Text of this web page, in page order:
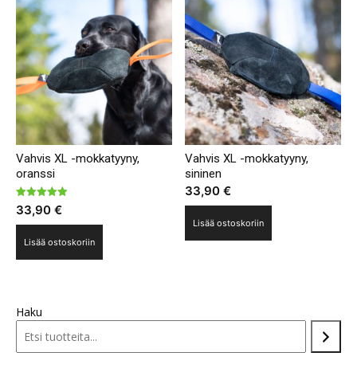
Vahvis XL -mokkatyyny,
oranssi
Arvostelu
tuotteesta:
5.00
33,90 €
Lisää ostoskoriin
Vahvis XL -mokkatyyny,
sininen
33,90€
Lisää ostoskoriin
Haku